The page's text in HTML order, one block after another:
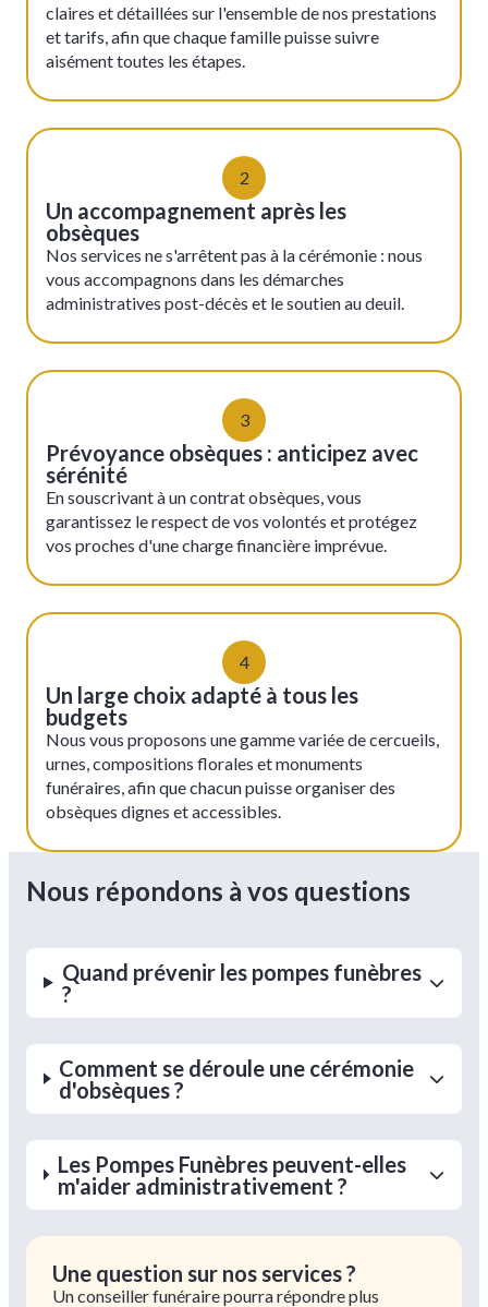
claires et détaillées sur l'ensemble de nos prestations
et tarifs, afin que chaque famille puisse suivre
aisément toutes les étapes.
2
Un accompagnement après les
obsèques
Nos services ne s'arrêtent pas à la cérémonie : nous
vous accompagnons dans les démarches
administratives post-décès et le soutien au deuil.
3
Prévoyance obsèques : anticipez avec
sérénité
En souscrivant à un contrat obsèques, vous
garantissez le respect de vos volontés et protégez
vos proches d'une charge financière imprévue.
4
Un large choix adapté à tous les
budgets
Nous vous proposons une gamme variée de cercueils,
urnes, compositions florales et monuments
funéraires, afin que chacun puisse organiser des
obsèques dignes et accessibles.
Nous répondons à vos questions
Quand prévenir les pompes funèbres
?
Comment se déroule une cérémonie
d'obsèques ?
Les Pompes Funèbres peuvent-elles
m'aider administrativement ?
Une question sur nos services ?
Un conseiller funéraire pourra répondre plus